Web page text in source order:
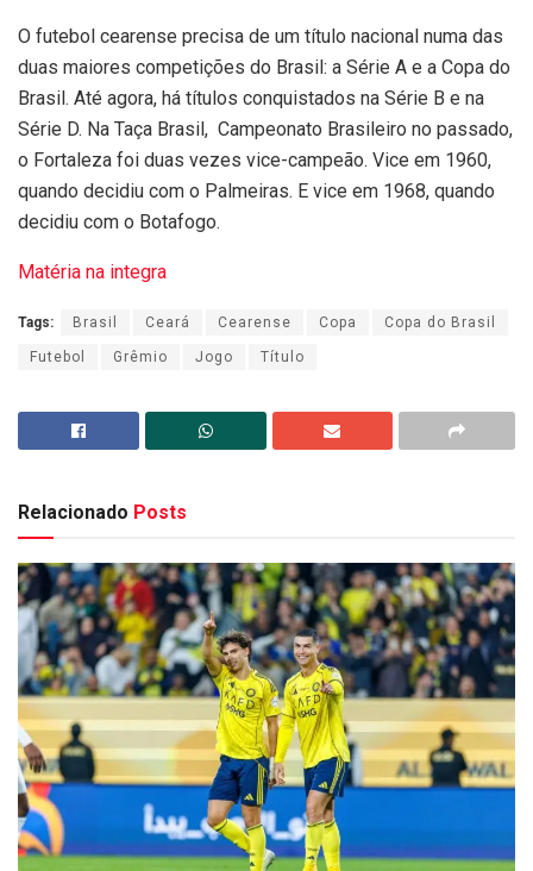
O futebol cearense precisa de um título nacional numa das
duas maiores competições do Brasil: a Série A e a Copa do
Brasil. Até agora, há títulos conquistados na Série B e na
Série D. Na Taça Brasil, Campeonato Brasileiro no passado,
o Fortaleza foi duas vezes vice-campeão. Vice em 1960,
quando decidiu com o Palmeiras. E vice em 1968, quando
decidiu com o Botafogo.
Matéria na integra
Tags: Brasil Ceará Cearense Copa Copa do Brasil
Futebol Grêmio Jogo Título
Relacionado Posts